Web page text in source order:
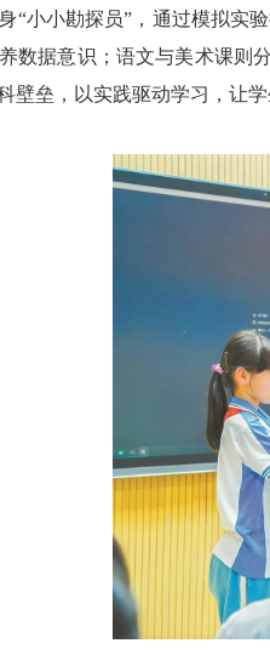
“小小勘探员”，通过模拟实
数据意识；语文与美术课则
壁垒，以实践驱动学习，让